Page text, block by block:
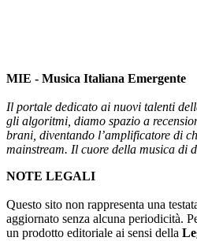
MIE - Musica Italiana Emergente
Il portale dedicato ai nuovi talenti
gli algoritmi, diamo spazio a
brani, diventando l’amplificatore di
mainstream. Il cuore della musica di
NOTE LEGALI
Questo sito non rappresenta una
aggiornato senza alcuna periodicità.
un prodotto editoriale ai sensi della